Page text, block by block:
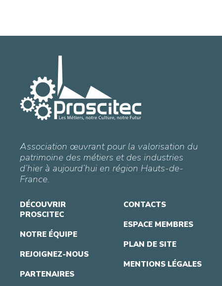
Association œuvrant pour la valorisation du
patrimoine des métiers et des industries
d’hier à aujourd’hui en région Hauts-de-
France.
DÉCOUVRIR
PROSCITEC
NOTRE ÉQUIPE
REJOIGNEZ-NOUS
PARTENAIRES
CONTACTS
ESPACE MEMBRES
PLAN DE SITE
MENTIONS LÉGALES